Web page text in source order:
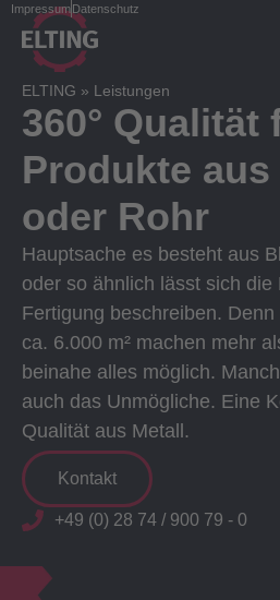
ImpressumDatenschutz
ELTING » Leistungen
360° Qualität
Produkte
oder Rohr
Hauptsache es besteht aus
oder so ähnlich lässt sich die
Fertigung beschreiben.
ca. 6.000 m² machen mehr
beinahe alles möglich.
auch das Unmögliche. Eine
Qualität aus Metall.
Kontakt
+49 (0) 28 74 / 900 79 - 0